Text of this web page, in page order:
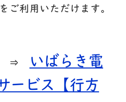
ご利用いただけます。
ら ⇒
いばらき電
ービス【行方